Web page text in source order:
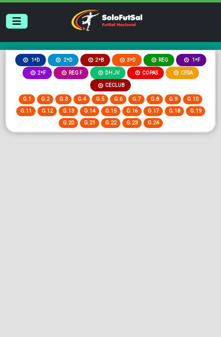
1ªD 2ªD 2ªB 3ªD REG 1ªF
2ªF REG F DH JV COPAS CESA
CECLUB
G.1 G.2 G.3 G.4 G.5 G.6 G.7 G.8 G.9
G.10
G.11
G.12 G.13 G.14 G.15 G.16 G.17 G.18
G.19
G.20
G.21 G.22 G.23 G.24